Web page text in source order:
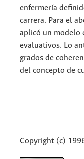
enfermería
carrera. Para el
aplicó un modelo
evaluativos. Lo
grados de
del concepto de
Copyright (c)